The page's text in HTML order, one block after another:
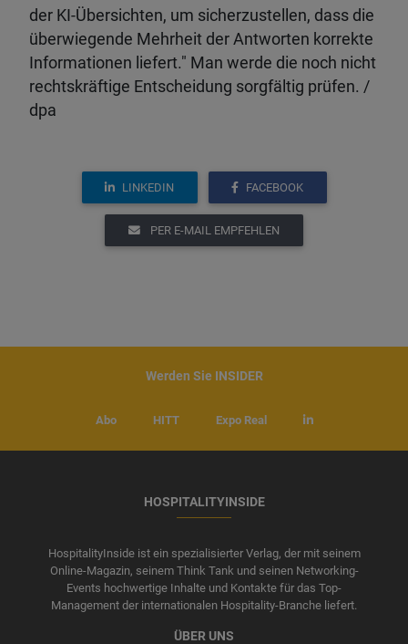
der KI-Übersichten, um sicherzustellen, dass die
überwiegende Mehrheit der Antworten korrekte
Informationen liefert." Man werde die noch nicht
rechtskräftige Entscheidung sorgfältig prüfen. /
dpa
LINKEDIN FACEBOOK
PER E-MAIL EMPFEHLEN
Werden Sie INSIDER
Abo HITT Expo Real
HOSPITALITYINSIDE
HospitalityInside ist ein spezialisierter Verlag, der mit seinem
Online-Magazin, seinem Think Tank und seinen Networking-
Events hochwertige Inhalte und Kontakte für das Top-
Management der internationalen Hospitality-Branche liefert.
ÜBER UNS